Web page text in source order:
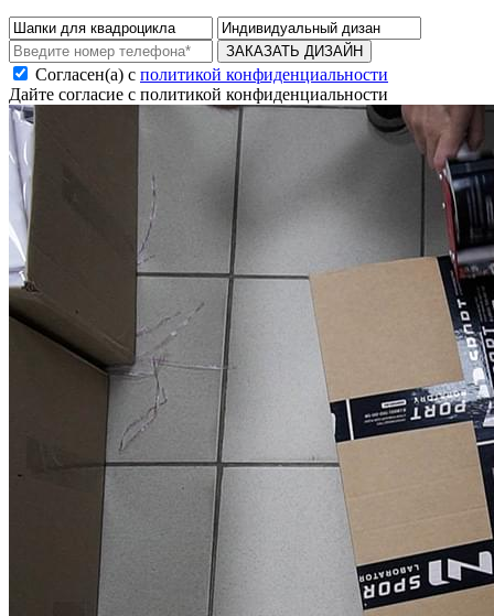
ЗАКАЗАТЬ ДИЗАЙН
Согласен(а) с политикой конфиденциальности
Дайте согласие с политикой конфиденциальности